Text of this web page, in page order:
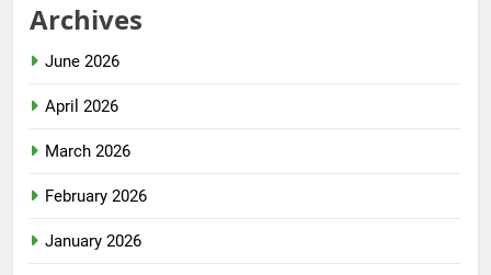
Archives
June 2026
April 2026
March 2026
February 2026
January 2026